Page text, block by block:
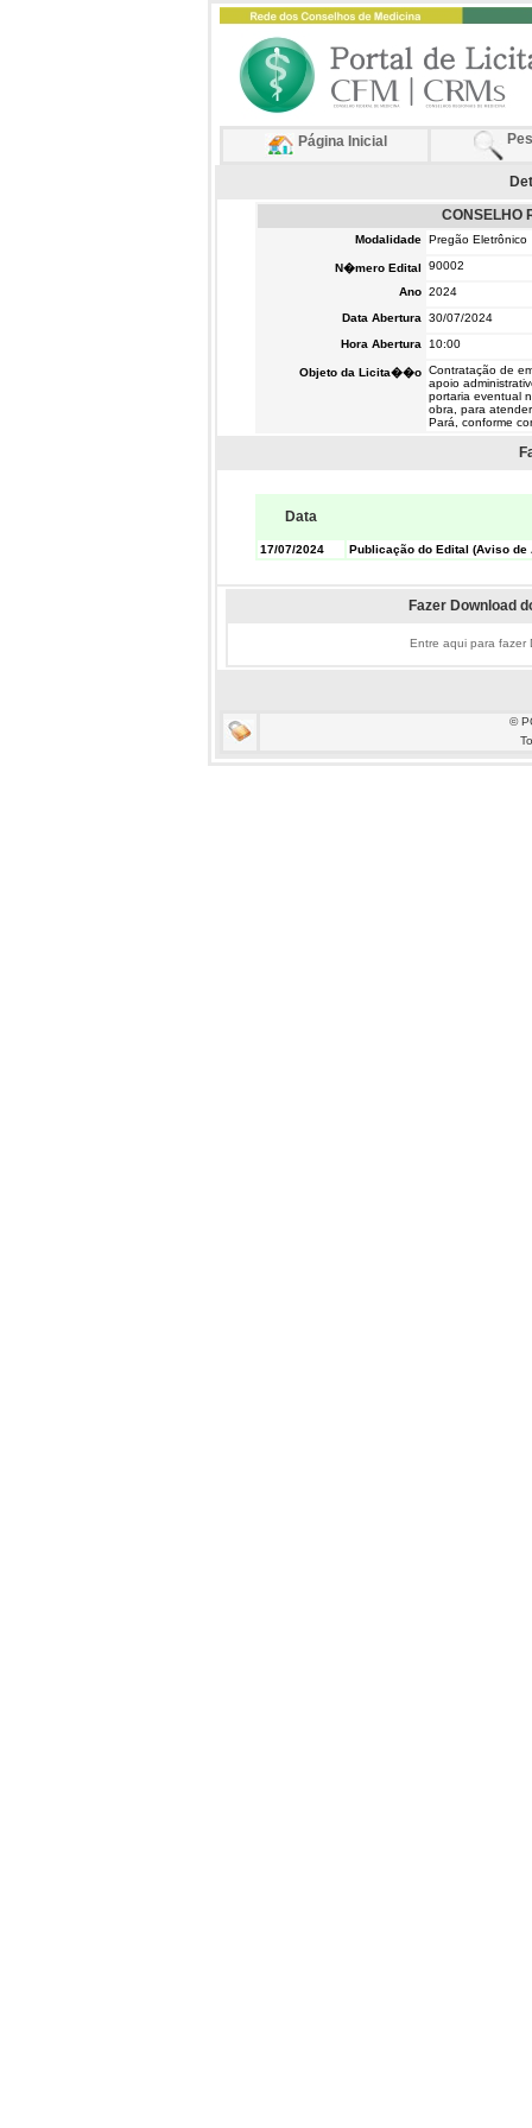
Página Inicial
CONSELHO
Modalidade Pregão Eletrônico
N�mero Edital
90002
Ano 2024
Data Abertura
30/07/2024
Hora Abertura
10:00
Objeto da Licita��o Contratação de
apoio
portaria eventual
obra, para
Pará, conforme
Data
17/07/2024 Publicação do Edital (Aviso de
Fazer Download
Entre aqui para fazer
©